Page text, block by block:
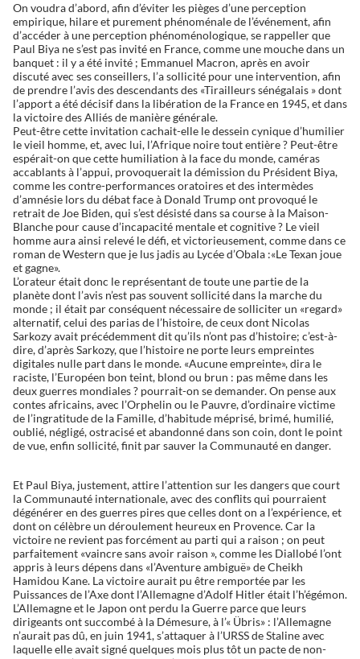
On voudra d’abord, afin d’éviter les pièges d’une perception
empirique, hilare et purement phénoménale de l’événement, afin
d’accéder à une perception phénoménologique, se rappeller que
Paul Biya ne s’est pas invité en France, comme une mouche dans un
banquet : il y a été invité ; Emmanuel Macron, après en avoir
discuté avec ses conseillers, l’a sollicité pour une intervention, afin
de prendre l’avis des descendants des «Tirailleurs sénégalais » dont
l’apport a été décisif dans la libération de la France en 1945, et dans
la victoire des Alliés de manière générale.
Peut-être cette invitation cachait-elle le dessein cynique d’humilier
le vieil homme, et, avec lui, l’Afrique noire tout entière ? Peut-être
espérait-on que cette humiliation à la face du monde, caméras
accablants à l’appui, provoquerait la démission du Président Biya,
comme les contre-performances oratoires et des intermèdes
d’amnésie lors du débat face à Donald Trump ont provoqué le
retrait de Joe Biden, qui s’est désisté dans sa course à la Maison-
Blanche pour cause d’incapacité mentale et cognitive ? Le vieil
homme aura ainsi relevé le défi, et victorieusement, comme dans ce
roman de Western que je lus jadis au Lycée d’Obala :«Le Texan joue
et gagne».
L’orateur était donc le représentant de toute une partie de la
planète dont l’avis n’est pas souvent sollicité dans la marche du
monde ; il était par conséquent nécessaire de solliciter un «regard»
alternatif, celui des parias de l’histoire, de ceux dont Nicolas
Sarkozy avait précédemment dit qu’ils n’ont pas d’histoire; c’est-à-
dire, d’après Sarkozy, que l’histoire ne porte leurs empreintes
digitales nulle part dans le monde. «Aucune empreinte», dira le
raciste, l’Européen bon teint, blond ou brun : pas même dans les
deux guerres mondiales ? pourrait-on se demander. On pense aux
contes africains, avec l’Orphelin ou le Pauvre, d’ordinaire victime
de l’ingratitude de la Famille, d’habitude méprisé, brimé, humilié,
oublié, négligé, ostracisé et abandonné dans son coin, dont le point
de vue, enfin sollicité, finit par sauver la Communauté en danger.
Et Paul Biya, justement, attire l’attention sur les dangers que court
la Communauté internationale, avec des conflits qui pourraient
dégénérer en des guerres pires que celles dont on a l’expérience, et
dont on célèbre un déroulement heureux en Provence. Car la
victoire ne revient pas forcément au parti qui a raison ; on peut
parfaitement «vaincre sans avoir raison », comme les Diallobé l’ont
appris à leurs dépens dans «l’Aventure ambiguë» de Cheikh
Hamidou Kane. La victoire aurait pu être remportée par les
Puissances de l’Axe dont l’Allemagne d’Adolf Hitler était l’h’égémon.
L’Allemagne et le Japon ont perdu la Guerre parce que leurs
dirigeants ont succombé à la Démesure, à l’« Übris» : l’Allemagne
n’aurait pas dû, en juin 1941, s’attaquer à l’URSS de Staline avec
laquelle elle avait signé quelques mois plus tôt un pacte de non-